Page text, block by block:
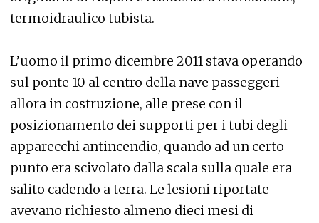
termoidraulico tubista.
L’uomo il primo dicembre 2011 stava operando
sul ponte 10 al centro della nave passeggeri
allora in costruzione, alle prese con il
posizionamento dei supporti per i tubi degli
apparecchi antincendio, quando ad un certo
punto era scivolato dalla scala sulla quale era
salito cadendo a terra. Le lesioni riportate
avevano richiesto almeno dieci mesi di